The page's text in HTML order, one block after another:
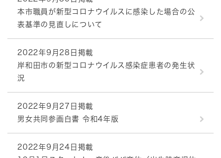
本市職員が新型コロナウイルスに感染した場合の公
表基準の見直しについて
2022年9月28日掲載
岸和田市の新型コロナウイルス感染症患者の発生状
況
2022年9月27日掲載
男女共同参画白書 令和4年版
2022年9月24日掲載